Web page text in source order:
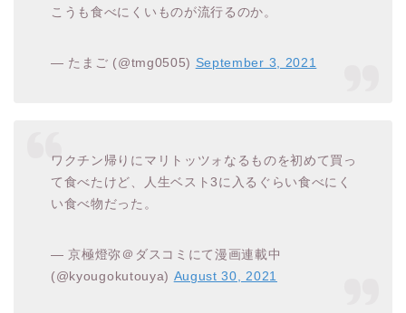
こうも食べにくいものが流行るのか。
— たまご (@tmg0505) September 3, 2021
ワクチン帰りにマリトッツォなるものを初めて買っ
て食べたけど、人生ベスト3に入るぐらい食べにく
い食べ物だった。
— 京極燈弥＠ダスコミにて漫画連載中
(@kyougokutouya) August 30, 2021